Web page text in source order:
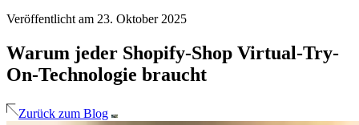
Veröffentlicht am 23. Oktober 2025
Warum jeder Shopify-Shop Virtual-Try-
On-Technologie braucht
Zurück zum Blog